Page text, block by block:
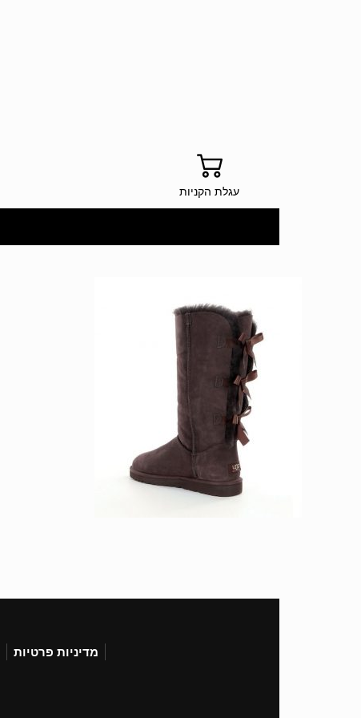
עגלת הקניות
מדיניות פרטיות